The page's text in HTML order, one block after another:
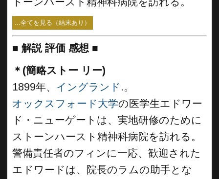
...全てを見る（結末あり）
■ 解説 評価 感想 ■
＊(簡略ストー リー)
1899年、 イングランド .。
オックスフォード大学の医学生エドワー
ド・ニューゲートは、実地研修のために
ストーンハースト精神科病院を訪れる。
警備責任者のフィンに一応、歓迎された
エドワードは、院長のラムの助手とな